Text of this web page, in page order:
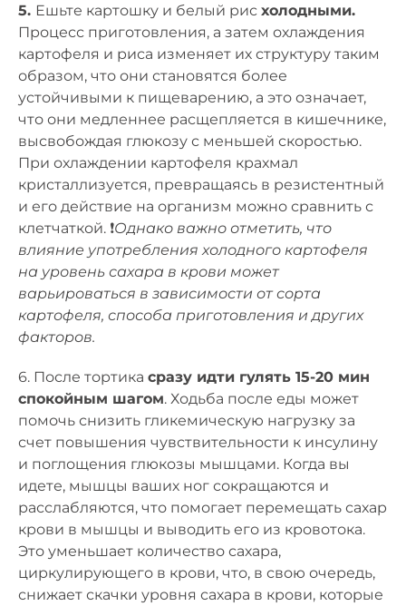
5. Ешьте картошку и белый рис холодными.
Процесс приготовления, а затем охлаждения
картофеля и риса изменяет их структуру таким
образом, что они становятся более
устойчивыми к пищеварению, а это означает,
что они медленнее расщепляется в кишечнике,
высвобождая глюкозу с меньшей скоростью.
При охлаждении картофеля крахмал
кристаллизуется, превращаясь в резистентный
и его действие на организм можно сравнить с
клетчаткой. ❗Однако важно отметить, что
влияние употребления холодного картофеля
на уровень сахара в крови может
варьироваться в зависимости от сорта
картофеля, способа приготовления и других
факторов.
6. После тортика сразу идти гулять 15-20 мин
спокойным шагом. Ходьба после еды может
помочь снизить гликемическую нагрузку за
счет повышения чувствительности к инсулину
и поглощения глюкозы мышцами. Когда вы
идете, мышцы ваших ног сокращаются и
расслабляются, что помогает перемещать сахар
крови в мышцы и выводить его из кровотока.
Это уменьшает количество сахара,
циркулирующего в крови, что, в свою очередь,
снижает скачки уровня сахара в крови, которые